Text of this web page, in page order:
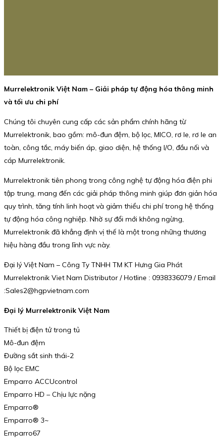
Murrelektronik Việt Nam – Giải pháp tự động hóa thông minh
và tối ưu chi phí
Chúng tôi chuyên cung cấp các sản phẩm chính hãng từ
Murrelektronik, bao gồm: mô-đun đệm, bộ lọc, MICO, rơ le, rơ le an
toàn, công tắc, máy biến áp, giao diện, hệ thống I/O, đầu nối và
cáp Murrelektronik.
Murrelektronik tiên phong trong công nghệ tự động hóa điện phi
tập trung, mang đến các giải pháp thông minh giúp đơn giản hóa
quy trình, tăng tính linh hoạt và giảm thiểu chi phí trong hệ thống
tự động hóa công nghiệp. Nhờ sự đổi mới không ngừng,
Murrelektronik đã khẳng định vị thế là một trong những thương
hiệu hàng đầu trong lĩnh vực này.
Đại lý Việt Nam – Công Ty TNHH TM KT Hưng Gia Phát
Murrelektronik Viet Nam Distributor / Hotline : 0938336079 / Email
:Sales2@hgpvietnam.com
Đại lý Murrelektronik Việt Nam
Thiết bị điện tử trong tủ
Mô-đun đệm
Đường sắt sinh thái-2
Bộ lọc EMC
Emparro ACCUcontrol
Emparro HD – Chịu lực nặng
Emparro®
Emparro® 3~
Emparro67